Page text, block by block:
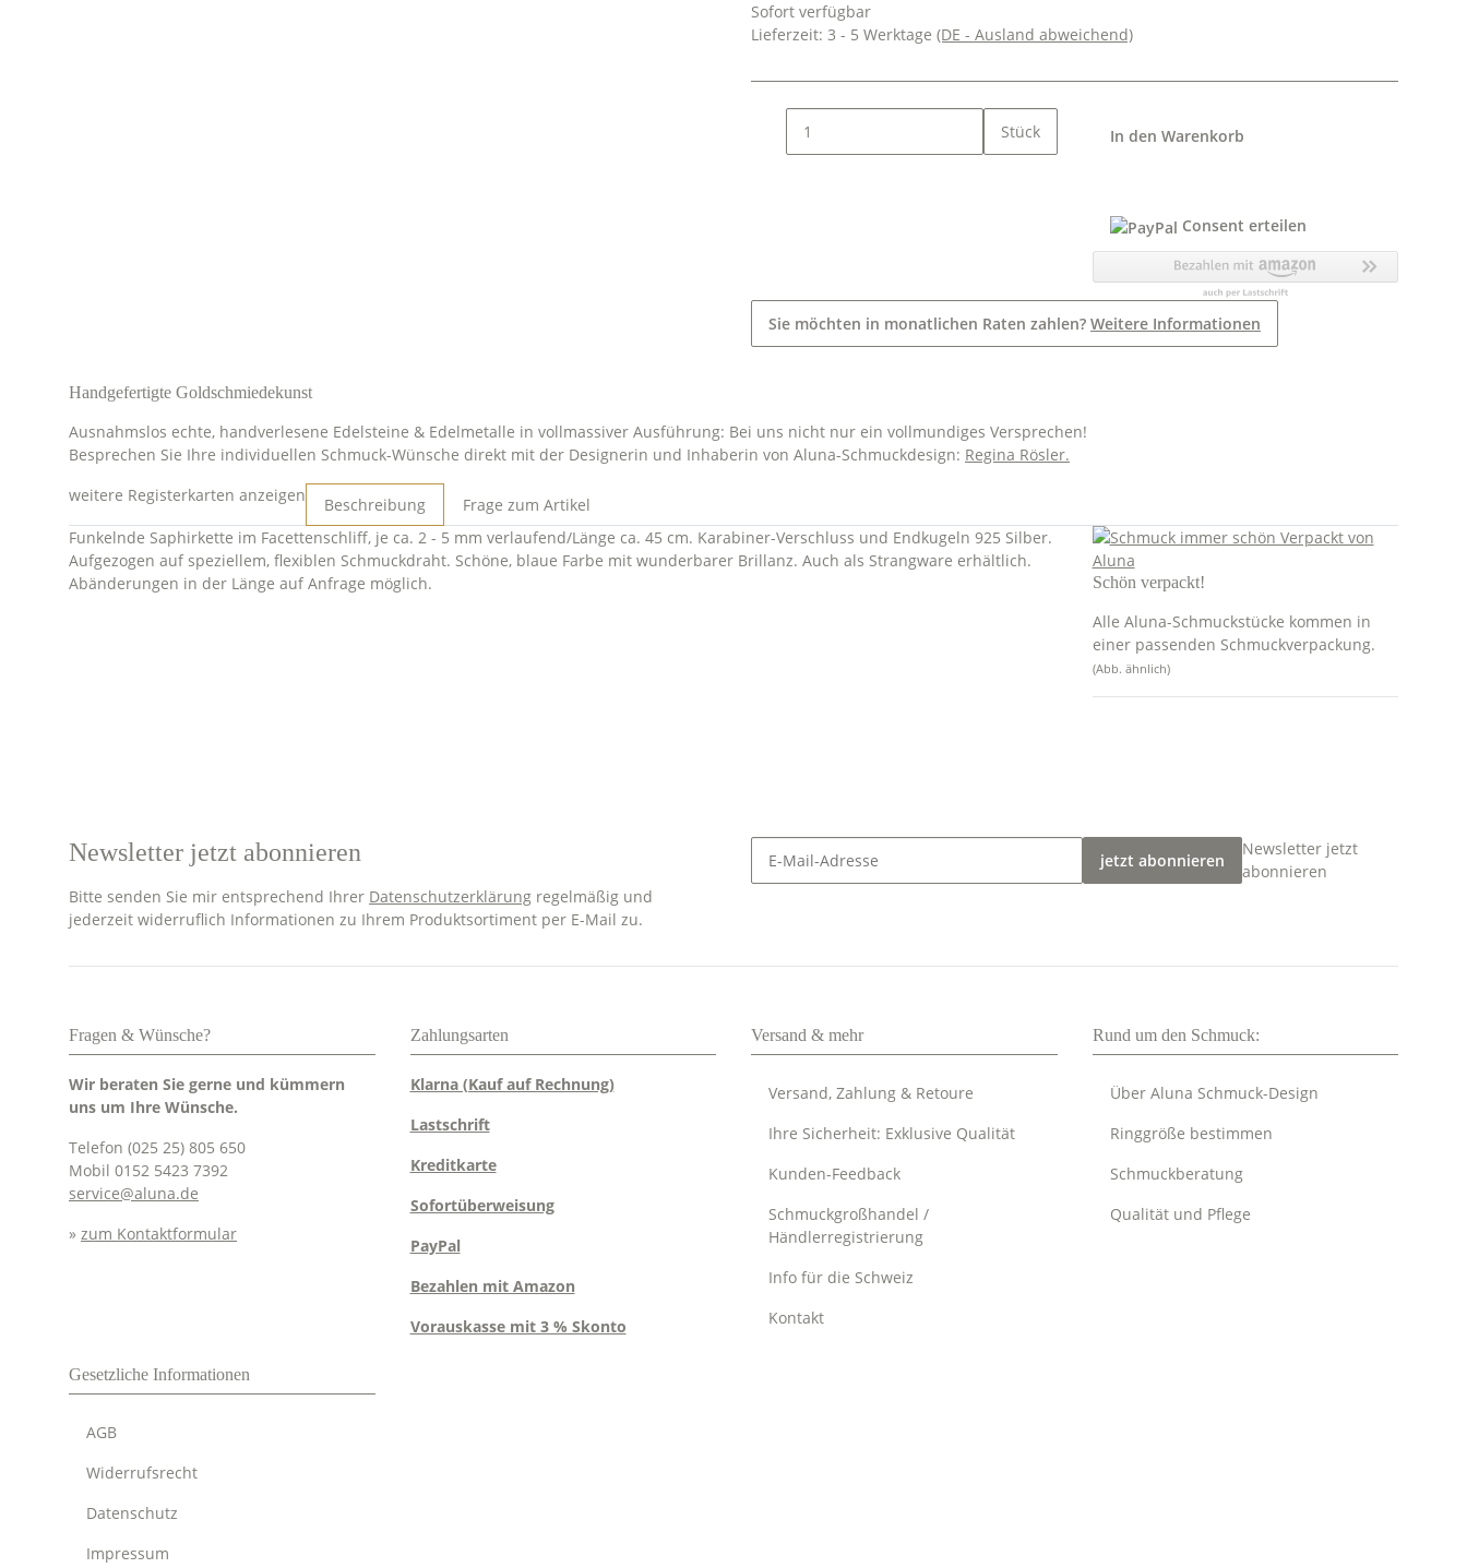
Sofort verfügbar
Lieferzeit: 3 - 5 Werktage (DE - Ausland abweichend)
Stück In den Warenkorb
Consent erteilen
Sie möchten in monatlichen Raten zahlen? Weitere Informationen
Handgefertigte Goldschmiedekunst
Ausnahmslos echte, handverlesene Edelsteine & Edelmetalle in vollmassiver Ausführung: Bei uns nicht nur ein vollmundiges Versprechen!
Besprechen Sie Ihre individuellen Schmuck-Wünsche direkt mit der Designerin und Inhaberin von Aluna-Schmuckdesign: Regina Rösler.
weitere Registerkarten anzeigen
Beschreibung
Frage zum Artikel
Funkelnde Saphirkette im Facettenschliff, je ca. 2 - 5 mm verlaufend/Länge ca. 45 cm. Karabiner-Verschluss und Endkugeln 925 Silber.
Aufgezogen auf speziellem, flexiblen Schmuckdraht. Schöne, blaue Farbe mit wunderbarer Brillanz. Auch als Strangware erhältlich.
Abänderungen in der Länge auf Anfrage möglich.
Schön verpackt!
Alle Aluna-Schmuckstücke kommen in
einer passenden Schmuckverpackung.
(Abb. ähnlich)
Newsletter jetzt abonnieren
Bitte senden Sie mir entsprechend Ihrer Datenschutzerklärung regelmäßig und
jederzeit widerruflich Informationen zu Ihrem Produktsortiment per E-Mail zu.
jetzt abonnieren
Newsletter jetzt
abonnieren
Fragen & Wünsche?
Wir beraten Sie gerne und kümmern
uns um Ihre Wünsche.
Telefon (025 25) 805 650
Mobil 0152 5423 7392
service@aluna.de
» zum Kontaktformular
Zahlungsarten
Klarna (Kauf auf Rechnung)
Lastschrift
Kreditkarte
Sofortüberweisung
PayPal
Bezahlen mit Amazon
Vorauskasse mit 3 % Skonto
Versand & mehr
Versand, Zahlung & Retoure
Ihre Sicherheit: Exklusive Qualität
Kunden-Feedback
Schmuckgroßhandel /
Händlerregistrierung
Info für die Schweiz
Kontakt
Rund um den Schmuck:
Über Aluna Schmuck-Design
Ringgröße bestimmen
Schmuckberatung
Qualität und Pflege
Gesetzliche Informationen
AGB
Widerrufsrecht
Datenschutz
Impressum